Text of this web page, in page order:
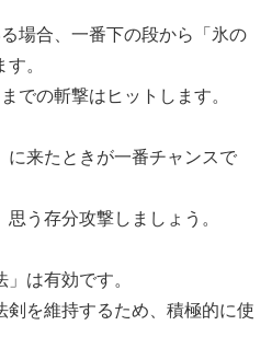
場合、一番下の段から「氷の
。
での斬撃はヒットします。
に来たときが一番チャンスで
う存分攻撃しましょう。
は有効です。
剣を維持するため、積極的に使